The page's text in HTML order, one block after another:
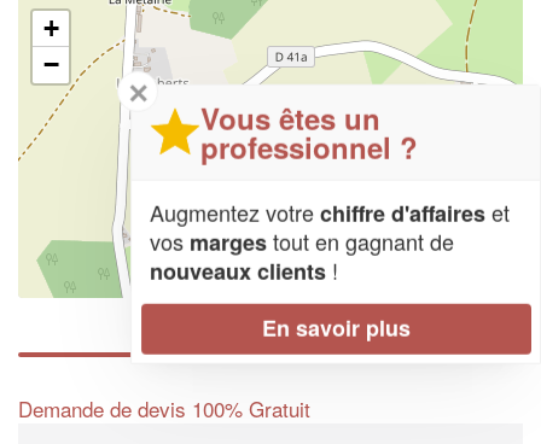
+
−
Demande de devis 100% Gratuit
✕
Vous êtes un
professionnel ?
Augmentez votrechiffre d'affaireset
vos margestout en gagnant de
nouveaux clients !
En savoir plus